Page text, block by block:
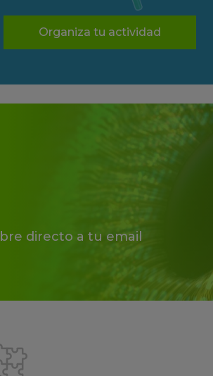
Organiza tu actividad
directo a tu email